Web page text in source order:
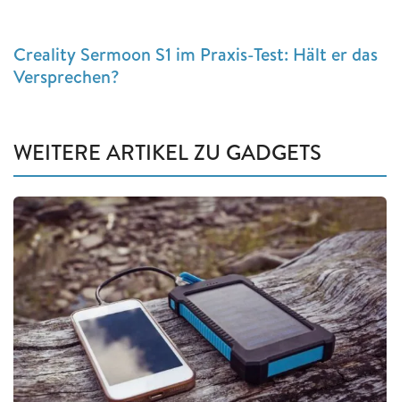
Creality Sermoon S1 im Praxis-Test: Hält er das
Versprechen?
WEITERE ARTIKEL ZU GADGETS